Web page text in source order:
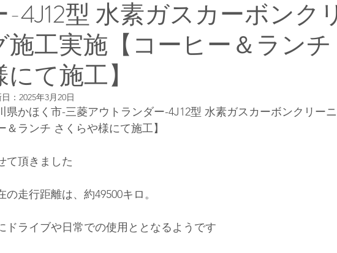
-4J12型 水素ガスカーボンク
施工実施【コーヒー＆ラン
て施工】
： 2025年3月20日
県かほく市-三菱アウトランダー-4J12型 水素ガスカーボンクリー
＆ランチ さくらや様にて施工】
て頂きました
の走行距離は、約49500キロ。
ドライブや日常での使用ととなるようです